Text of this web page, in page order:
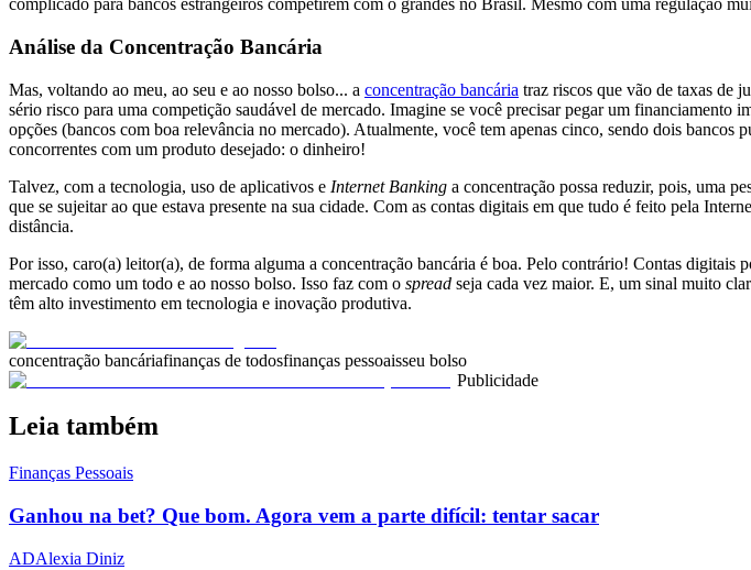
complicado para bancos estrangeiros competirem com o grandes no Brasil. Mesmo com uma regulação
Análise da Concentração Bancária
Mas, voltando ao meu, ao seu e ao nosso bolso... a concentração bancária traz riscos que vão de taxas de
sério risco para uma competição saudável de mercado. Imagine se você precisar pegar um
opções (bancos com boa relevância no mercado). Atualmente, você tem apenas cinco, sendo dois
concorrentes com um produto desejado: o dinheiro!
Talvez, com a tecnologia, uso de aplicativos e Internet Banking a concentração possa reduzir, pois, uma
que se sujeitar ao que estava presente na sua cidade. Com as contas digitais em que tudo é feito pela
distância.
Por isso, caro(a) leitor(a), de forma alguma a concentração bancária é boa. Pelo contrário! Contas
mercado como um todo e ao nosso bolso. Isso faz com o spread seja cada vez maior. E, um sinal muito
têm alto investimento em tecnologia e inovação produtiva.
concentração bancáriafinanças de todosfinanças pessoaisseu bolso
Publicidade
Leia também
Finanças Pessoais
Ganhou na bet? Que bom. Agora vem a parte difícil: tentar sacar
ADAlexia Diniz